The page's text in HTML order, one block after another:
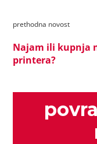
prethodna novost
Najam ili kupnja
printera?